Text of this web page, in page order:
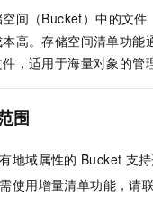
空间（Bucket）中的文
高。存储空间清单功能
，适用于海量对象的管
围
地域属性的 Bucket 支
使用增量清单功能，请
Max HOT
全能旗舰模型
能动手的多模态智能体模型
VL-Plus
视觉 Coding、空间感知、多模态思考等全面升级
接入的云上超级电脑
据计算服务 MaxCompute
打造一站式影视创作平台
可视化编排打通从文字构思到成片全链路闭环
属 OpenClaw
力普惠，学生认证享300元代金
费试用 新老同享
试用
平台阿里云版
阅
作计划
On Alibaba Cloud
Partner 合作计划
白皮书